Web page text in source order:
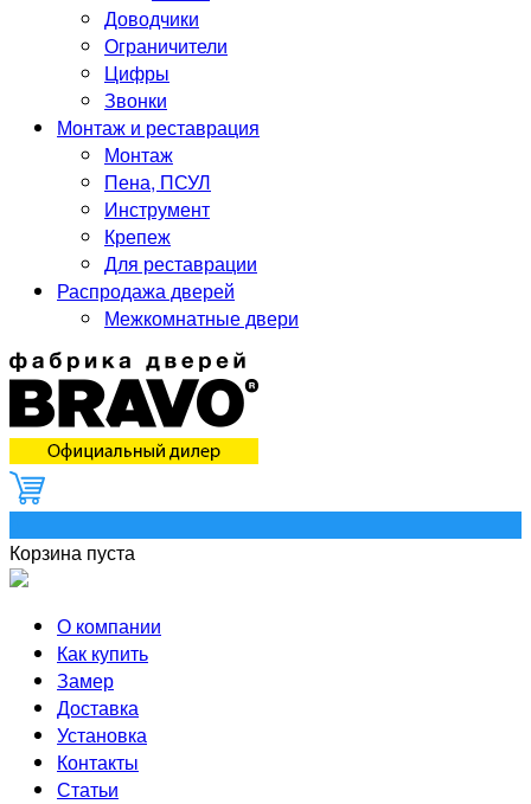
Доводчики
Ограничители
Цифры
Звонки
Монтаж и реставрация
Монтаж
Пена, ПСУЛ
Инструмент
Крепеж
Для реставрации
Распродажа дверей
Межкомнатные двери
Корзина пуста
О компании
Как купить
Замер
Доставка
Установка
Контакты
Статьи